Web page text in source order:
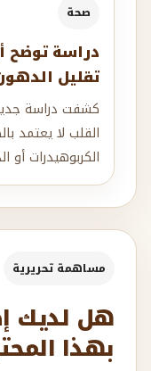
صحة
دراسة
تقليل
كشفت دراسة
القلب لا يعتمد
الكربوهيدرات أو
مساهمة تحريرية
هل لديك
بهذا